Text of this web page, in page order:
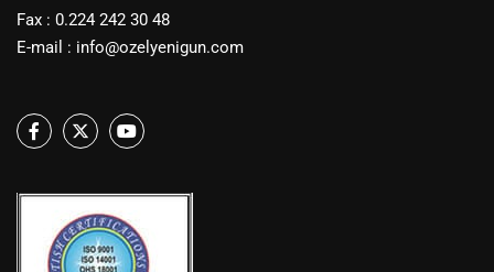
Fax : 0.224 242 30 48
E-mail : info@ozelyenigun.com